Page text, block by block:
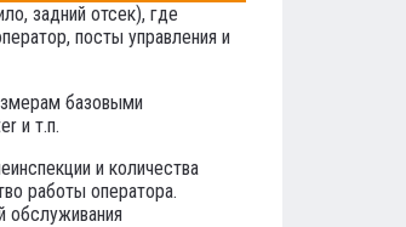
задний отсек), где
посты управления и
базовыми
и т.п.
и количества
работы оператора.
обслуживания